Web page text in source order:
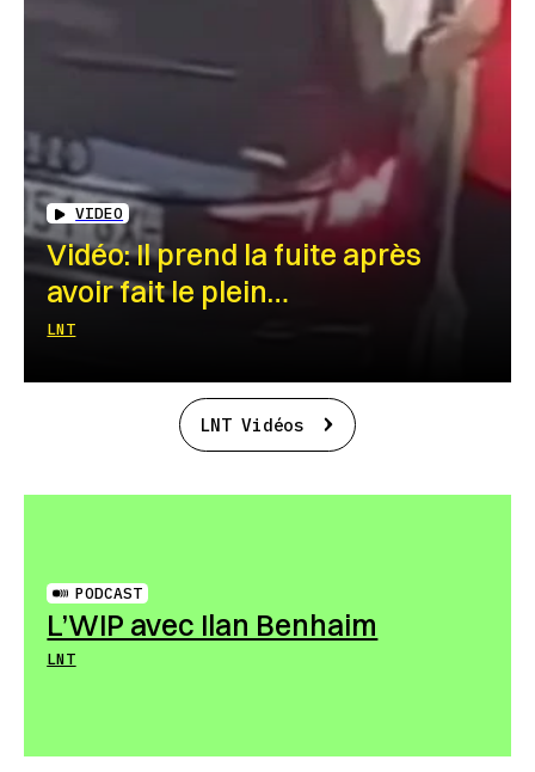
VIDEO
Vidéo: Il prend la fuite après
avoir fait le plein…
LNT
LNT Vidéos
PODCAST
L’WIP avec Ilan Benhaim
LNT